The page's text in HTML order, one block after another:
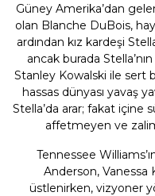
Güney Amerika’dan
olan Blanche DuBois,
ardından kız kardeşi
ancak burada Stella’nın
Stanley Kowalski ile sert
hassas dünyası yavaş
Stella’da arar; fakat içine
affetmeyen ve
Tennessee
Anderson, Vanessa
üstlenirken, vizyoner